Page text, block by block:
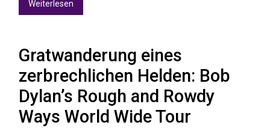
Weiterlesen
Gratwanderung eines
zerbrechlichen Helden: Bob
Dylan’s Rough and Rowdy
Ways World Wide Tour